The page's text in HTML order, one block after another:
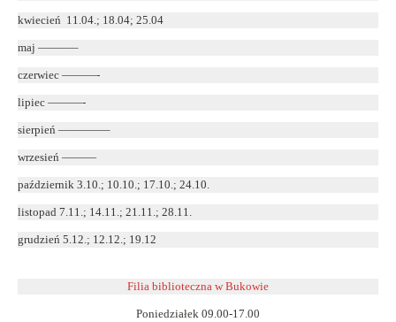
kwiecień 11.04.; 18.04; 25.04
maj ———–
czerwiec ———-
lipiec ———-
sierpień ————–
wrzesień ———
październik 3.10.; 10.10.; 17.10.; 24.10.
listopad 7.11.; 14.11.; 21.11.; 28.11.
grudzień 5.12.; 12.12.; 19.12
Filia biblioteczna w Bukowie
Poniedziałek 09.00-17.00